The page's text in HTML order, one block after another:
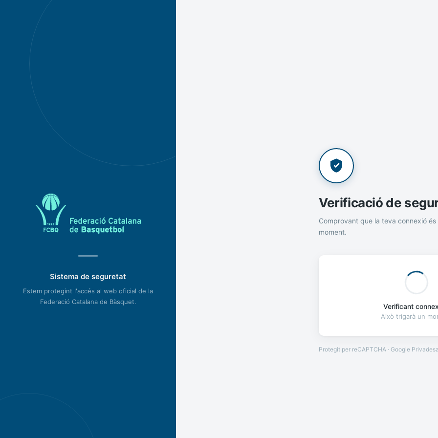
Sistema de seguretat
Estem protegint l'accés al web oficial de la
Federació Catalana de Bàsquet.
Verificació de
Comprovant que la teva connexió és
moment.
Verificant
Això trigarà un
Protegit per reCAPTCHA · Google Privadesa